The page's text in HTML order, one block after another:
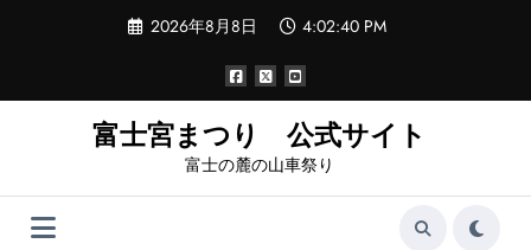
ツ
2026年8月8日 4:02:40 PM
富士宮まつり 公式サイト
富士の麓の山車祭り